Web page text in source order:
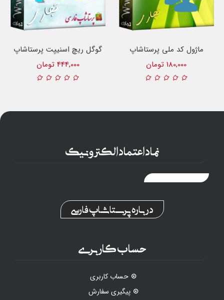
گوگل ریچ اسنیپت پرستاشاپ
444,000 تومان
ماژول کد ملی پرستاشاپ
180,000 تومان
نماد اعتماد الکترونیک
درباره پرستاشاپ فارسی
حساب کاربری
حساب کاربری
پیگیری سفارش